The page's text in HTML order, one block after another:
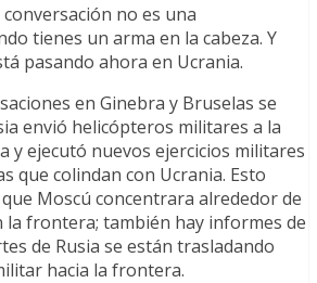
no es una
tienes un arma en la cabeza. Y
pasando ahora en Ucrania.
en Ginebra y Bruselas se
envió helicópteros militares a la
y ejecutó nuevos ejercicios militares
que colindan con Ucrania. Esto
Moscú concentrara alrededor de
la frontera; también hay informes de
de Rusia se están trasladando
hacia la frontera.